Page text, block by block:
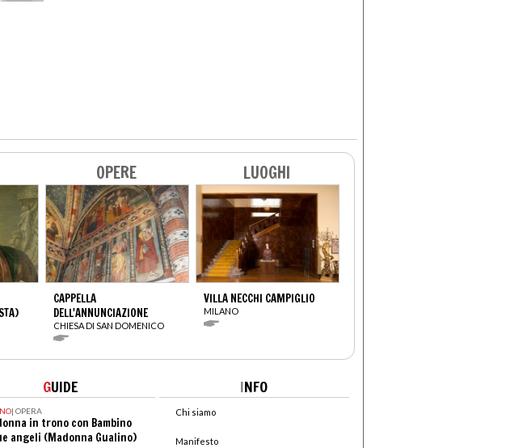
OPERE
CAPPELLA
DELL'ANNUNCIAZIONE
CHIESA DI SAN DOMENICO
LUOGHI
VILLA NECCHI CAMPIGLIO
MILANO
GUIDE
| OPERA
in trono con Bambino
angeli (Madonna Gualino)
INFO
Chi siamo
Manifesto